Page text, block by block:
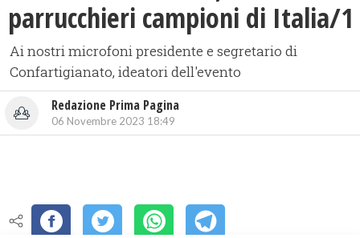
parrucchieri campioni di Italia/1
Ai nostri microfoni presidente e segretario di
Confartigianato, ideatori dell'evento
Redazione Prima Pagina
06 Novembre 2023 18:49